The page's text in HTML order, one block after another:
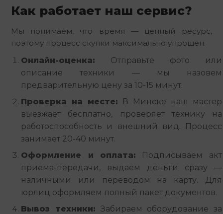
Как работает наш сервис?
Мы понимаем, что время — ценный ресурс,
поэтому процесс скупки максимально упрощен.
Онлайн-оценка: Отправьте фото или
описание техники — мы назовем
предварительную цену за 10-15 минут.
Проверка на месте: В Минске наш мастер
выезжает бесплатно, проверяет технику на
работоспособность и внешний вид. Процесс
занимает 20-40 минут.
Оформление и оплата: Подписываем акт
приема-передачи, выдаем деньги сразу —
наличными или переводом на карту. Для
юрлиц оформляем полный пакет документов.
Вывоз техники: Забираем оборудование за